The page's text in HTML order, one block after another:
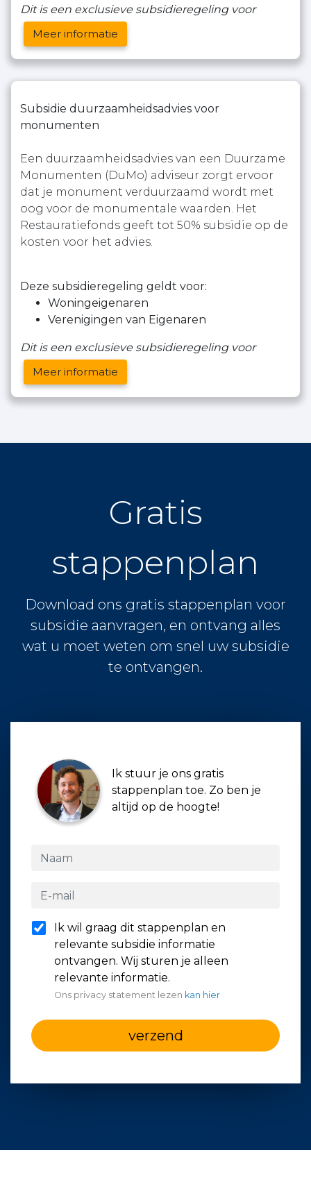
Dit is een exclusieve subsidieregeling voor
Meer informatie
Subsidie duurzaamheidsadvies voor
monumenten
Een duurzaamheidsadvies van een Duurzame
Monumenten (DuMo) adviseur zorgt ervoor
dat je monument verduurzaamd wordt met
oog voor de monumentale waarden. Het
Restauratiefonds geeft tot 50% subsidie op de
kosten voor het advies.
Deze subsidieregeling geldt voor:
Woningeigenaren
Verenigingen van Eigenaren
Dit is een exclusieve subsidieregeling voor
Meer informatie
Gratis
stappenplan
Download ons gratis stappenplan voor
subsidie aanvragen, en ontvang alles
wat u moet weten om snel uw subsidie
te ontvangen.
Ik stuur je ons gratis
stappenplan toe. Zo ben je
altijd op de hoogte!
Ik wil graag dit stappenplan en
relevante subsidie informatie
ontvangen. Wij sturen je alleen
relevante informatie.
Ons privacy statement lezen kan hier
verzend